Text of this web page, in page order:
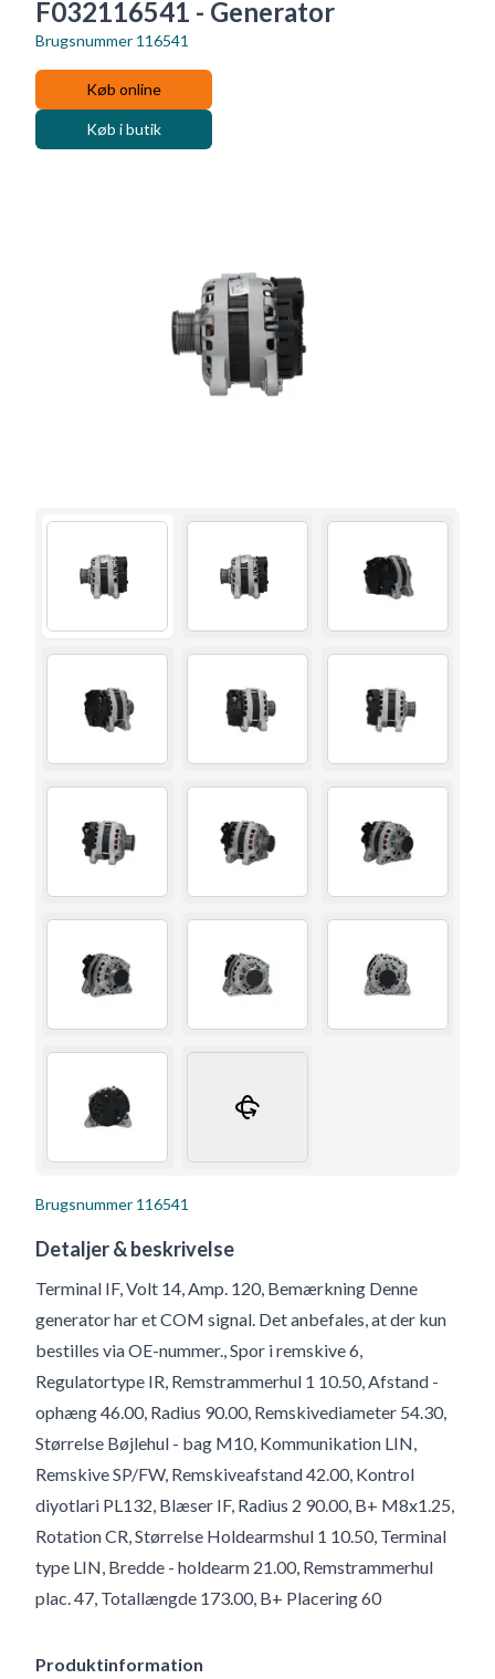
F032116541 - Generator
Brugsnummer 116541
Køb online
Køb i butik
Brugsnummer 116541
Detaljer & beskrivelse
Terminal IF, Volt 14, Amp. 120, Bemærkning Denne
generator har et COM signal. Det anbefales, at der kun
bestilles via OE-nummer., Spor i remskive 6,
Regulatortype IR, Remstrammerhul 1 10.50, Afstand -
ophæng 46.00, Radius 90.00, Remskivediameter 54.30,
Størrelse Bøjlehul - bag M10, Kommunikation LIN,
Remskive SP/FW, Remskiveafstand 42.00, Kontrol
diyotlari PL132, Blæser IF, Radius 2 90.00, B+ M8x1.25,
Rotation CR, Størrelse Holdearmshul 1 10.50, Terminal
type LIN, Bredde - holdearm 21.00, Remstrammerhul
plac. 47, Totallængde 173.00, B+ Placering 60
Produktinformation